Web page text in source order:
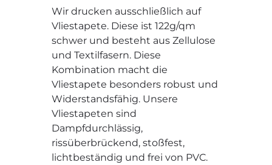
Wir drucken ausschließlich auf
Vliestapete. Diese ist 122g/qm
schwer und besteht aus Zellulose
und Textilfasern. Diese
Kombination macht die
Vliestapete besonders robust und
Widerstandsfähig. Unsere
Vliestapeten sind
Dampfdurchlässig,
rissüberbrückend, stoßfest,
lichtbeständig und frei von PVC.